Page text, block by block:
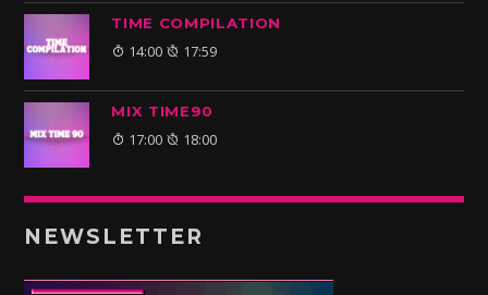
TIME COMPILATION
14:00 17:59
MIX TIME90
17:00 18:00
NEWSLETTER